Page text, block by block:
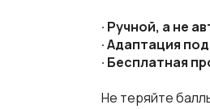
· Ручной, а не
· Адаптация
· Бесплатная
Не теряйте